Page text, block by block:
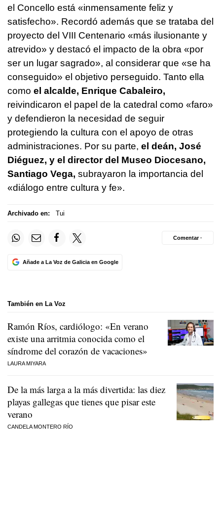
el Concello está «inmensamente feliz y
satisfecho». Recordó además que se trataba del
proyecto del VIII Centenario «más ilusionante y
atrevido» y destacó el impacto de la obra «por
ser un lugar sagrado», al considerar que «se ha
conseguido» el objetivo perseguido. Tanto ella
como el alcalde, Enrique Cabaleiro,
reivindicaron el papel de la catedral como «faro»
y defendieron la necesidad de seguir
protegiendo la cultura con el apoyo de otras
administraciones. Por su parte, el deán, José
Diéguez, y el director del Museo Diocesano,
Santiago Vega, subrayaron la importancia del
«diálogo entre cultura y fe».
Archivado en: Tui
Añade a La Voz de Galicia en Google
Comentar ·
También en La Voz
Ramón Ríos, cardiólogo: «En verano
existe una arritmia conocida como el
síndrome del corazón de vacaciones»
LAURA MIYARA
De la más larga a la más divertida: las diez
playas gallegas que tienes que pisar este
verano
CANDELA MONTERO RÍO